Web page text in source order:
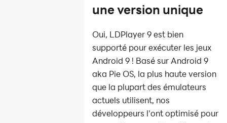
une version unique
Oui, LDPlayer 9 est bien
supporté pour exécuter les jeux
Android 9 ! Basé sur Android 9
aka Pie OS, la plus haute version
que la plupart des émulateurs
actuels utilisent, nos
développeurs l'ont optimisé pour